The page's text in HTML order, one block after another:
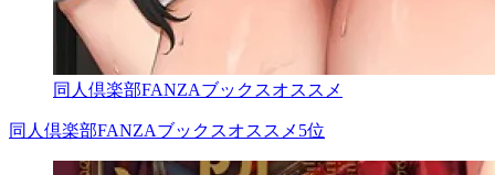
同人倶楽部FANZAブックスオススメ
同人倶楽部FANZAブックスオススメ5位